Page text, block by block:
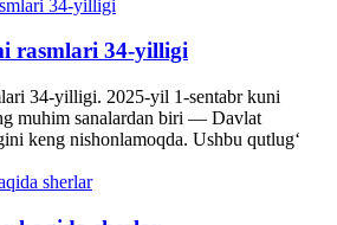
rasmlari 34-yilligi
34-yilligi. 2025-yil 1-sentabr kuni
muhim sanalardan biri — Davlat
keng nishonlamoqda. Ushbu qutlug‘